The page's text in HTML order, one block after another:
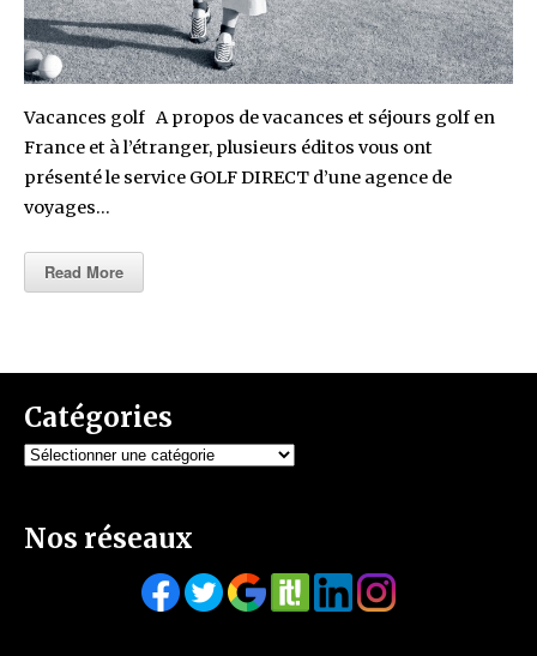
Vacances golf A propos de vacances et séjours golf en
France et à l’étranger, plusieurs éditos vous ont
présenté le service GOLF DIRECT d’une agence de
voyages…
Read More
Catégories
Catégories
Nos réseaux